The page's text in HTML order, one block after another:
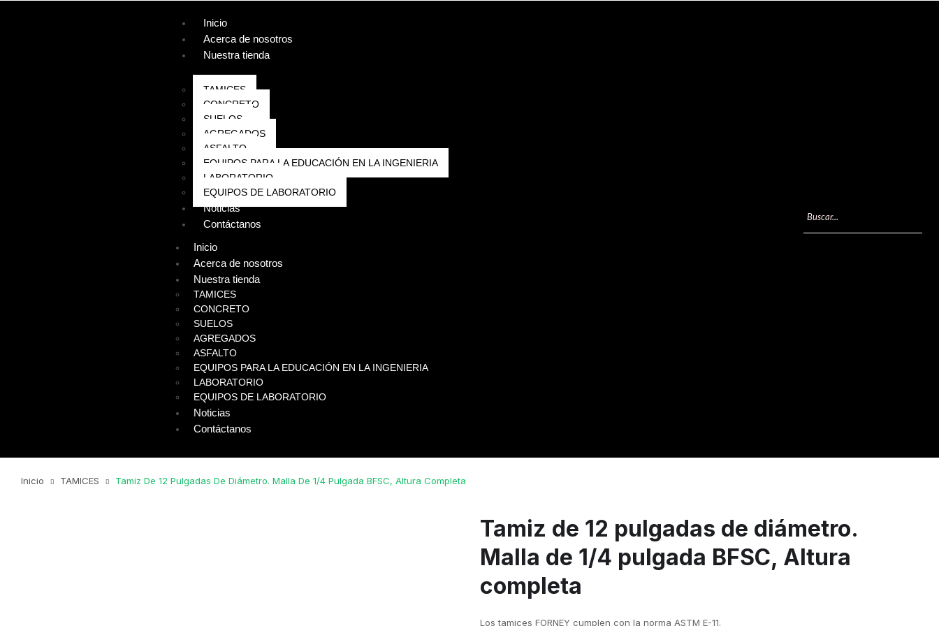
Inicio
Acerca de nosotros
Nuestra tienda
TAMICES
CONCRETO
SUELOS
AGREGADOS
ASFALTO
EQUIPOS PARA LA EDUCACIÓN EN LA INGENIERIA
LABORATORIO
EQUIPOS DE LABORATORIO
Noticias
Contáctanos
Inicio
Acerca de nosotros
Nuestra tienda
TAMICES
CONCRETO
SUELOS
AGREGADOS
ASFALTO
EQUIPOS PARA LA EDUCACIÓN EN LA INGENIERIA
LABORATORIO
EQUIPOS DE LABORATORIO
Noticias
Contáctanos
Inicio TAMICES Tamiz De 12 Pulgadas De Diámetro. Malla De 1/4 Pulgada BFSC, Altura Completa
Tamiz de 12 pulgadas de diámetro.
Malla de 1/4 pulgada BFSC, Altura
completa
Los tamices FORNEY cumplen con la norma ASTM E-11.